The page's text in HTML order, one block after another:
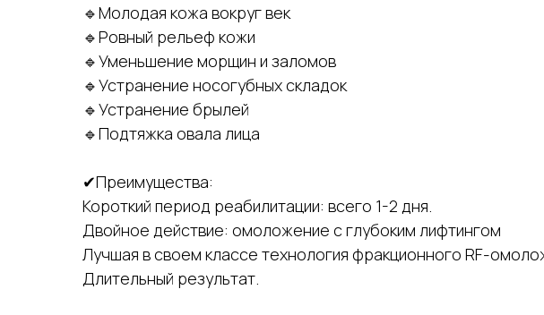
🔹️Молодая кожа вокруг век
🔹️Ровный рельеф кожи
🔹️Уменьшение морщин и заломов
🔹️Устранение носогубных складок
🔹️Устранение брылей
🔹️Подтяжка овала лица
✔Преимущества:
Короткий период реабилитации: всего 1-2 дня.
Двойное действие: омоложение с глубоким лифтингом
Лучшая в своем классе технология фракционного RF-
Длительный результат.